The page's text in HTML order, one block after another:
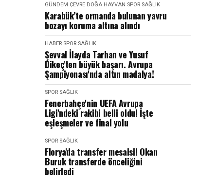
GÜNDEM ÇEVRE DOĞA HAYVAN SPOR SAĞLIK
Karabük’te ormanda bulunan yavru
bozayı koruma altına alındı
HABER SPOR SAĞLIK
Şevval İlayda Tarhan ve Yusuf
Dikeç'ten büyük başarı. Avrupa
Şampiyonası'nda altın madalya!
SPOR SAĞLIK
Fenerbahçe'nin UEFA Avrupa
Ligi'ndeki rakibi belli oldu! İşte
eşleşmeler ve final yolu
SPOR SAĞLIK
Florya'da transfer mesaisi! Okan
Buruk transferde önceliğini
belirledi